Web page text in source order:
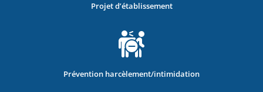
Projet d’établissement
Prévention harcèlement/intimidation